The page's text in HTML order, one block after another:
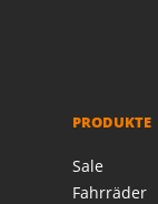
PRODUKTE
Sale
Fahrräder